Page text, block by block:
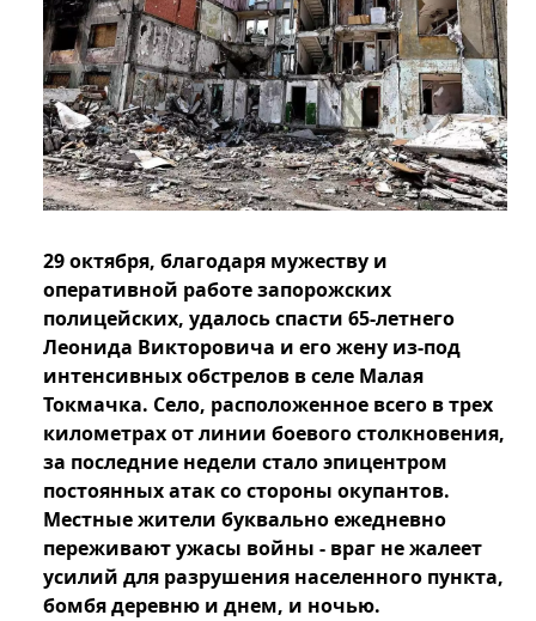
29 октября, благодаря мужеству и
оперативной работе запорожских
полицейских, удалось спасти 65-летнего
Леонида Викторовича и его жену из-под
интенсивных обстрелов в селе Малая
Токмачка. Село, расположенное всего в трех
километрах от линии боевого столкновения,
за последние недели стало эпицентром
постоянных атак со стороны окупантов.
Местные жители буквально ежедневно
переживают ужасы войны - враг не жалеет
усилий для разрушения населенного пункта,
бомбя деревню и днем, и ночью.